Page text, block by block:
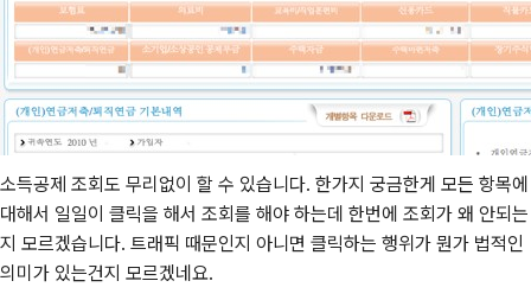
소득공제 조회도 무리없이 할 수 있습니다. 한가지 궁금한게 모든 항목에
대해서 일일이 클릭을 해서 조회를 해야 하는데 한번에 조회가 왜 안되는
지 모르겠습니다. 트래픽 때문인지 아니면 클릭하는 행위가 뭔가 법적인
의미가 있는건지 모르겠네요.